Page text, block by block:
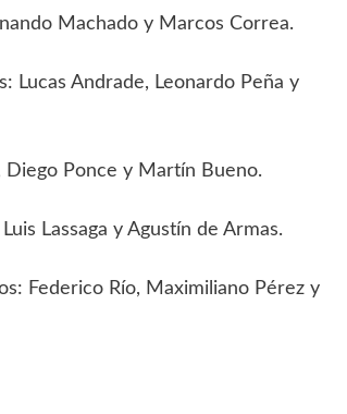
Machado y Marcos Correa.
Lucas Andrade, Leonardo Peña y
Diego Ponce y Martín Bueno.
Lassaga y Agustín de Armas.
Federico Río, Maximiliano Pérez y